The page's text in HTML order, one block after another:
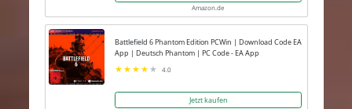
Amazon.de
Battlefield 6 Phantom Edition PCWin | Download Code EA
App | Deutsch Phantom | PC Code - EA App
4.0
Jetzt kaufen